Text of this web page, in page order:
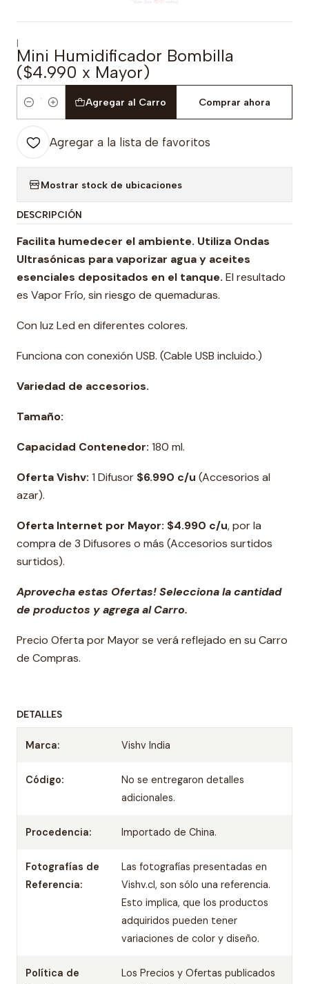
|
Mini Humidificador Bombilla
($4.990 x Mayor)
Cantidad
Agregar al Carro Comprar ahora
Agregar a la lista de favoritos
Mostrar stock de ubicaciones
DESCRIPCIÓN
Facilita humedecer el ambiente. Utiliza Ondas
Ultrasónicas para vaporizar agua y aceites
esenciales depositados en el tanque. El resultado
es Vapor Frío, sin riesgo de quemaduras.
Con luz Led en diferentes colores.
Funciona con conexión USB. (Cable USB incluido.)
Variedad de accesorios.
Tamaño:
Capacidad Contenedor: 180 ml.
Oferta Vishv: 1 Difusor $6.990 c/u (Accesorios al
azar).
Oferta Internet por Mayor: $4.990 c/u, por la
compra de 3 Difusores o más (Accesorios surtidos
surtidos).
Aprovecha estas Ofertas! Selecciona la cantidad
de productos y agrega al Carro.
Precio Oferta por Mayor se verá reflejado en su Carro
de Compras.
DETALLES
Marca: Vishv India
Código:
No se entregaron detalles
adicionales.
Procedencia: Importado de China.
Fotografías de
Referencia:
Las fotografías presentadas en
Vishv.cl, son sólo una referencia.
Esto implica, que los productos
adquiridos pueden tener
variaciones de color y diseño.
Política de
Los Precios y Ofertas publicados